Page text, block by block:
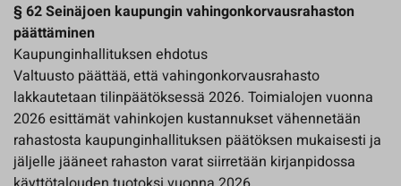
§ 62 Seinäjoen kaupungin vahingonkorvausrahaston
päättäminen
Kaupunginhallituksen ehdotus
Valtuusto päättää, että vahingonkorvausrahasto
lakkautetaan tilinpäätöksessä 2026. Toimialojen vuonna
2026 esittämät vahinkojen kustannukset vähennetään
rahastosta kaupunginhallituksen päätöksen mukaisesti ja
jäljelle jääneet rahaston varat siirretään kirjanpidossa